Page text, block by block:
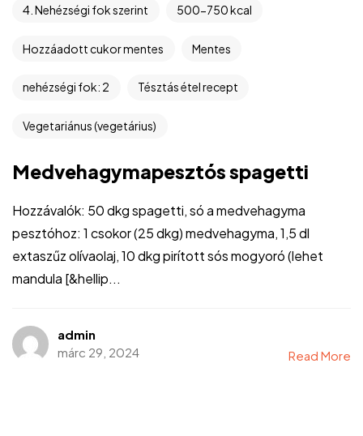
4. Nehézségi fok szerint 500-750 kcal
Hozzáadott cukor mentes Mentes
nehézségi fok: 2 Tésztás étel recept
Vegetariánus (vegetárius)
Medvehagymapesztós spagetti
Hozzávalók: 50 dkg spagetti, só a medvehagyma
pesztóhoz: 1 csokor (25 dkg) medvehagyma, 1,5 dl
extaszűz olívaolaj, 10 dkg pirított sós mogyoró (lehet
mandula [&hellip...
admin
márc 29, 2024
Read More